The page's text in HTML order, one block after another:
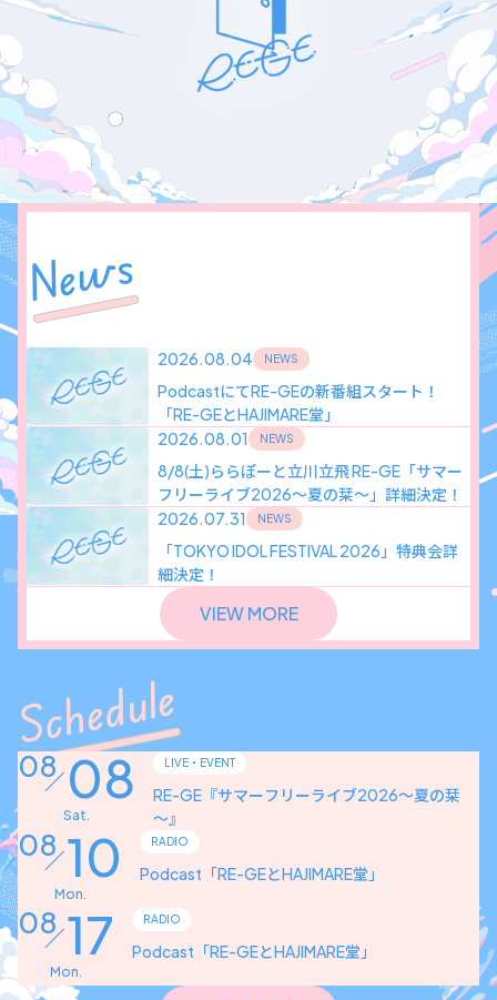
News
2026.08.04 NEWS
PodcastにてRE-GEの新番組スタート！
「RE-GEとHAJIMARE堂」
2026.08.01
NEWS
8/8(土)ららぽーと立川立飛 RE-GE「サマー
フリーライブ2026〜夏の栞〜」詳細決定！
2026.07.31
NEWS
「TOKYO IDOL FESTIVAL 2026」特典会詳
細決定！
VIEW MORE
Schedule
08 08
Sat.
LIVE・EVENT
RE-GE『サマーフリーライブ2026～夏の栞
～』
08 10
Mon.
RADIO
Podcast「RE-GEとHAJIMARE堂」
08 17
Mon.
RADIO
Podcast「RE-GEとHAJIMARE堂」